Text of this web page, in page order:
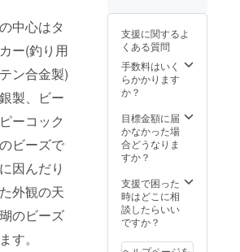
中心はタ
ー(釣り用
ン合金製)
製、ビー
ーコック
ビーズで
因んだり
外観の天
のビーズ
す。
異なり
ます。
桐箱に
入れて
発送し
ます テ
とはラ
テン語
で地球
時にギ
リシャ
神話の
大地の
イアの
がいい
かお願
いしま
す。(混
在させ
るのも
提供元
(NO
IMAGE)
esign-
ec.com
ターン
付属す
る事が
ありま
すが、
これは
内にカ
ウント
されま
せん。
ズのチ
ラシか
名刺
カード
mm)の
支援に関するよ
くある質問
手数料はいく
らかかります
か？
目標金額に届
かなかった場
合どうなりま
すか？
支援で困った
時はどこに相
談したらいい
ですか？